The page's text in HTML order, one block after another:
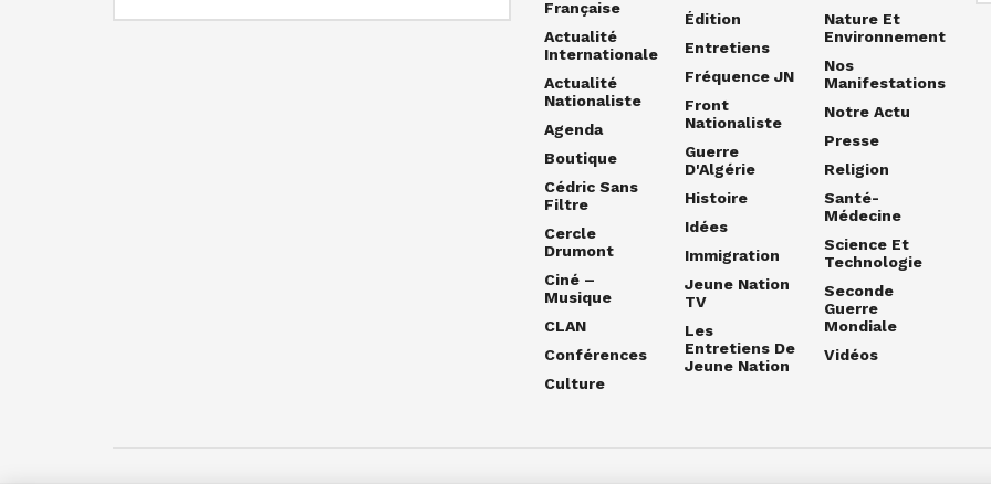
Française
Actualité
Internationale
Actualité
Nationaliste
Agenda
Boutique
Cédric Sans
Filtre
Cercle
Drumont
Ciné –
Musique
CLAN
Conférences
Culture
Édition
Entretiens
Fréquence JN
Front
Nationaliste
Guerre
D'Algérie
Histoire
Idées
Immigration
Jeune Nation
TV
Les
Entretiens De
Jeune Nation
Nature Et
Environnement
Nos
Manifestations
Notre Actu
Presse
Religion
Santé-
Médecine
Science Et
Technologie
Seconde
Guerre
Mondiale
Vidéos